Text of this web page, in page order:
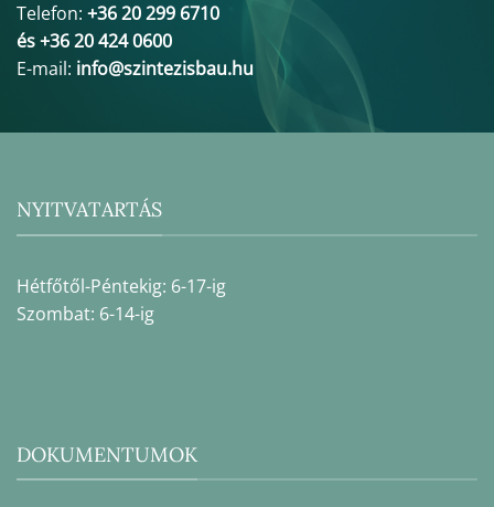
Telefon: +36 20 299 6710
és +36 20 424 0600
E-mail: info@szintezisbau.hu
NYITVATARTÁS
Hétfőtől-Péntekig: 6-17-ig
Szombat: 6-14-ig
DOKUMENTUMOK